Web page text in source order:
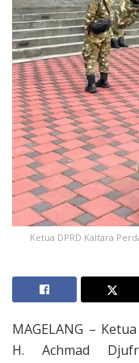
Ketua DPRD Kaltara
MAGELANG –
H. Achmad